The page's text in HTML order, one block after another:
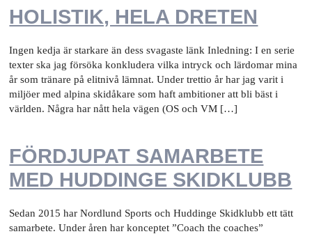
HOLISTIK, HELA DRETEN
Ingen kedja är starkare än dess svagaste länk Inledning: I en serie
texter ska jag försöka konkludera vilka intryck och lärdomar mina
år som tränare på elitnivå lämnat. Under trettio år har jag varit i
miljöer med alpina skidåkare som haft ambitioner att bli bäst i
världen. Några har nått hela vägen (OS och VM […]
FÖRDJUPAT SAMARBETE
MED HUDDINGE SKIDKLUBB
Sedan 2015 har Nordlund Sports och Huddinge Skidklubb ett tätt
samarbete. Under åren har konceptet ”Coach the coaches”